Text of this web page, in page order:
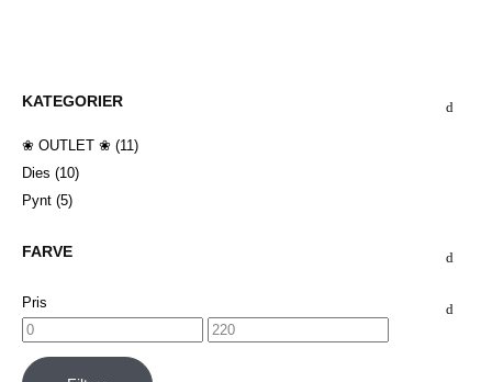
KATEGORIER
❀ OUTLET ❀ (11)
Dies (10)
Pynt (5)
FARVE
Pris